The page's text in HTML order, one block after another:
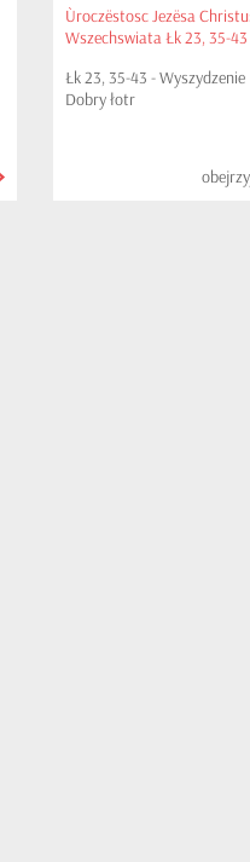
Ùroczëstosc Jezësa
Wszechswiata Łk 23, 35-43
Łk 23, 35-43 -
Dobry łotr